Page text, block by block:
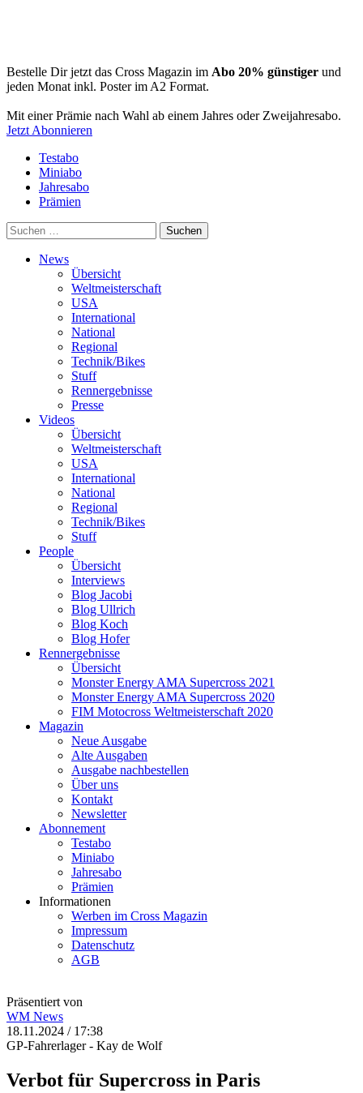
Bestelle Dir jetzt das Cross Magazin im Abo 20% günstiger und
jeden Monat inkl. Poster im A2 Format.
Mit einer Prämie nach Wahl ab einem Jahres oder Zweijahresabo.
Jetzt Abonnieren
Testabo
Miniabo
Jahresabo
Prämien
Suchen
nach:
News
Übersicht
Weltmeisterschaft
USA
International
National
Regional
Technik/Bikes
Stuff
Rennergebnisse
Presse
Videos
Übersicht
Weltmeisterschaft
USA
International
National
Regional
Technik/Bikes
Stuff
People
Übersicht
Interviews
Blog Jacobi
Blog Ullrich
Blog Koch
Blog Hofer
Rennergebnisse
Übersicht
Monster Energy AMA Supercross 2021
Monster Energy AMA Supercross 2020
FIM Motocross Weltmeisterschaft 2020
Magazin
Neue Ausgabe
Alte Ausgaben
Ausgabe nachbestellen
Über uns
Kontakt
Newsletter
Abonnement
Testabo
Miniabo
Jahresabo
Prämien
Informationen
Werben im Cross Magazin
Impressum
Datenschutz
AGB
Präsentiert von
WM News
18.11.2024 / 17:38
GP-Fahrerlager - Kay de Wolf
Verbot für Supercross in Paris